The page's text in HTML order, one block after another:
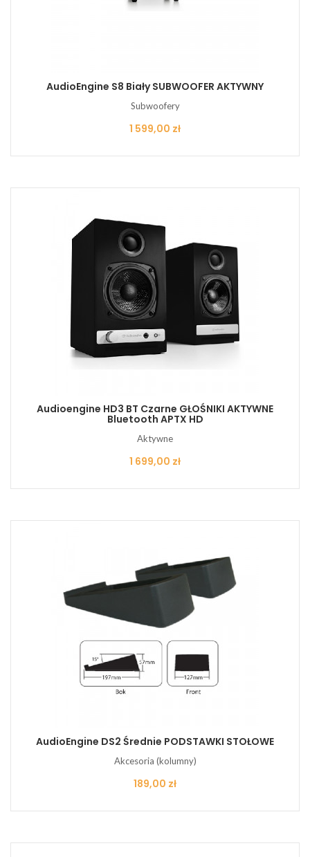
AudioEngine S8 Biały SUBWOOFER AKTYWNY
Subwoofery
Cena
1 599,00 zł
Audioengine HD3 BT Czarne GŁOŚNIKI AKTYWNE
Bluetooth APTX HD
Aktywne
Cena
1 699,00 zł
AudioEngine DS2 Średnie PODSTAWKI STOŁOWE
Akcesoria (kolumny)
Cena
189,00 zł